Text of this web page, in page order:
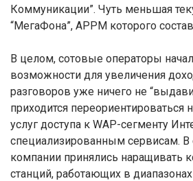
Коммуникации”. Чуть меньшая
“МегаФона”, APPM которого
В целом, сотовые операторы
возможности для увеличения
разговоров уже ничего не
приходится переориентироваться
услуг доступа к WAP-сегменту
специализированным сервисам. В
компании принялись наращивать
станций, работающих в диапазонах